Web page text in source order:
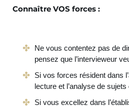
Connaître VOS forces :
Ne vous contentez pas de
pensez que l’intervieweur
Si vos forces résident dans
lecture et l’analyse de
Si vous excellez dans